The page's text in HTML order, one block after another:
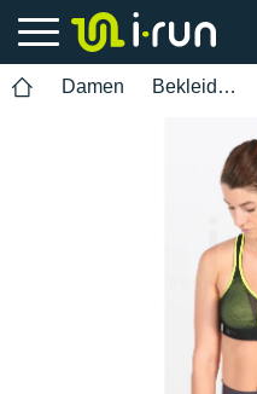
Damen Bekleidung